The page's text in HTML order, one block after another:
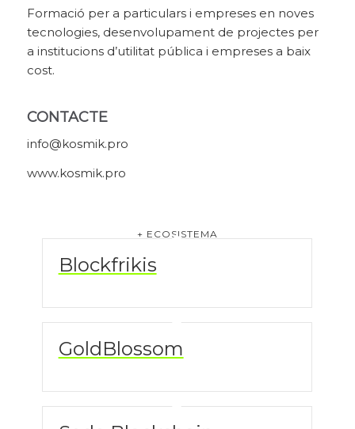
Formació per a particulars i empreses en noves
tecnologies, desenvolupament de projectes per
a institucions d’utilitat pública i empreses a baix
cost.
CONTACTE
info@kosmik.pro
www.kosmik.pro
+ ECOSISTEMA
Blockfrikis
GoldBlossom